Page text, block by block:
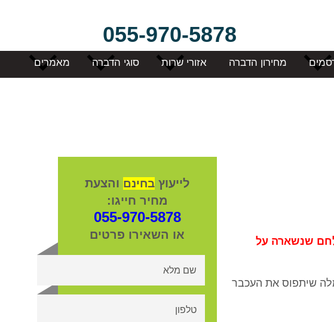
055-970-5878
מחירון הדברה אזורי שרות סוגי הדברה מאמרים
שנשארה על
שיתפוס את העכבר
לייעוץ בחינם והצעת
מחיר חייגו:
055-970-5878
או השאירו פרטים